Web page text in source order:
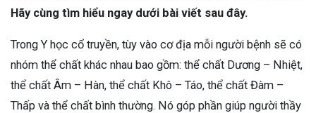
Hãy cùng tìm hiểu ngay dưới bài viết sau đây.
Trong Y học cổ truyền, tùy vào cơ địa mỗi người bệnh sẽ có
nhóm thể chất khác nhau bao gồm: thể chất Dương – Nhiệt,
thể chất Âm – Hàn, thể chất Khô – Táo, thể chất Đàm –
Thấp và thể chất bình thường. Nó góp phần giúp người thầy